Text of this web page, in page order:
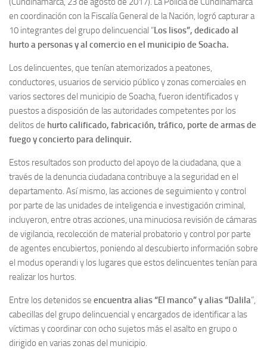
en coordinación con la Fiscalía General de la Nación, logró capturar a
10 integrantes del grupo delincuencial “Los lisos”, dedicado al
hurto a personas y al comercio en el municipio de Soacha.
Los delincuentes, que tenían atemorizados a peatones,
conductores, usuarios de servicio público y zonas comerciales en
varios sectores del municipio de Soacha, fueron identificados y
puestos a disposición de las autoridades competentes por los
delitos de hurto calificado, fabricación, tráfico, porte de armas de
fuego y concierto para delinquir.
Estos resultados son producto del apoyo de la ciudadana, que a
través de la denuncia ciudadana contribuye a la seguridad en el
departamento. Así mismo, las acciones de seguimiento y control
por parte de las unidades de inteligencia e investigación criminal,
incluyeron, entre otras acciones, una minuciosa revisión de cámaras
de vigilancia, recolección de material probatorio y control por parte
de agentes encubiertos, poniendo al descubierto información sobre
el modus operandi y los lugares que estos delincuentes tenían para
realizar los hurtos.
Entre los detenidos se encuentra alias “El manco” y alias “Dalila”,
cabecillas del grupo delincuencial y encargados de identificar a las
víctimas y coordinar con ocho sujetos más el asalto en grupo o
dirigido en varias zonas del municipio.